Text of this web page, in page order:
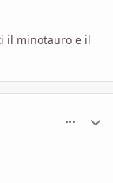
il minotauro e il